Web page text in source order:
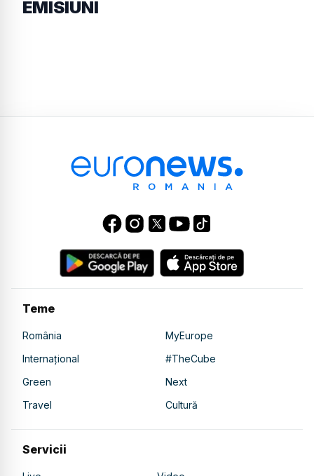
EMISIUNI
Teme
România
MyEurope
Internațional
#TheCube
Green
Next
Travel
Cultură
Servicii